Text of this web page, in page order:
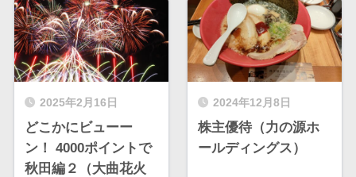
2025年2月16日
どこかにビューー
ン！ 4000ポイントで
秋田編２（大曲花火
2024年12月8日
株主優待（力の源ホ
ールディングス）